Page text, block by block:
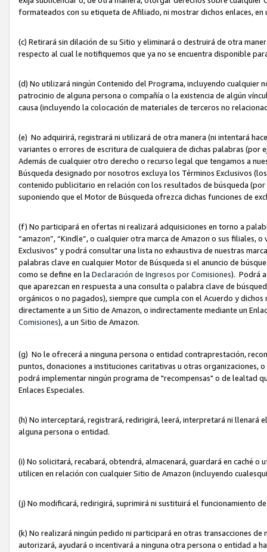
formateados con su etiqueta de Afiliado, ni mostrar dichos enlaces,
(c) Retirará sin dilación de su Sitio y eliminará o destruirá de otra
respecto al cual le notifiquemos que ya no se encuentra disponible
(d) No utilizará ningún Contenido del Programa, incluyendo cualquier
patrocinio de alguna persona o compañía o la existencia de algún
causa (incluyendo la colocación de materiales de terceros no
(e) No adquirirá, registrará ni utilizará de otra manera (ni intentará
variantes o errores de escritura de cualquiera de dichas palabras (por
Además de cualquier otro derecho o recurso legal que tengamos a
Búsqueda designado por nosotros excluya los Términos Exclusivos
contenido publicitario en relación con los resultados de búsqueda
suponiendo que el Motor de Búsqueda ofrezca dichas funciones de
(f) No participará en ofertas ni realizará adquisiciones en torno a
“amazon”, “Kindle”, o cualquier otra marca de Amazon o sus filiales,
Exclusivos” y podrá consultar una lista no exhaustiva de nuestras
palabras clave en cualquier Motor de Búsqueda si el anuncio de
como se define en la Declaración de Ingresos por Comisiones). Podrá
que aparezcan en respuesta a una consulta o palabra clave de
orgánicos o no pagados), siempre que cumpla con el Acuerdo y
directamente a un Sitio de Amazon, o indirectamente mediante un
Comisiones), a un Sitio de Amazon.
(g) No le ofrecerá a ninguna persona o entidad contraprestación,
puntos, donaciones a instituciones caritativas u otras organizaciones,
podrá implementar ningún programa de "recompensas" o de lealtad
Enlaces Especiales.
(h) No interceptará, registrará, redirigirá, leerá, interpretará ni
alguna persona o entidad.
(i) No solicitará, recabará, obtendrá, almacenará, guardará en caché
utilicen en relación con cualquier Sitio de Amazon (incluyendo
(j) No modificará, redirigirá, suprimirá ni sustituirá el funcionamiento
(k) No realizará ningún pedido ni participará en otras transacciones
autorizará, ayudará o incentivará a ninguna otra persona o entidad a